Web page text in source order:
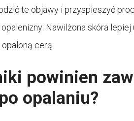
te objawy i przyspieszyć
Nawilżona skóra
cerą.
powinien
opalaniu?